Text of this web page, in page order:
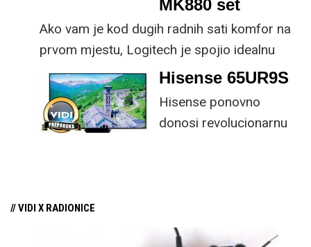
MK880 set
Ako vam je kod dugih radnih sati komfor na
prvom mjestu, Logitech je spojio idealnu
kombinaciju tipkovnice i miša s naprednim
funkcijama.
Hisense 65UR9S
Hisense ponovno
donosi revolucionarnu
// VIDI X RADIONICE